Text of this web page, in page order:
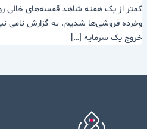
کمتر از یک هفته شاهد قفسه‌های خالی
وخرده فروشی‌ها شدیم. به گزارش نامی
خروج یک سرمایه […]